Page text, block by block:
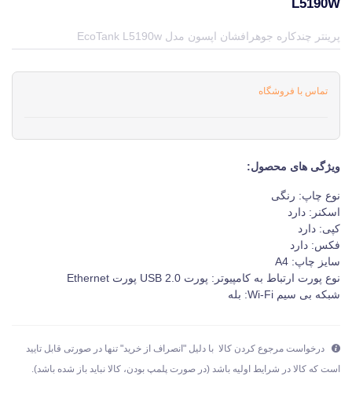
L5190W
پرینتر چندکاره جوهرافشان اپسون مدل EcoTank L5190w
تماس با فروشگاه
ویژگی های محصول:
نوع چاپ: رنگی
اسکنر: دارد
کپی: دارد
فکس: دارد
سایز چاپ: A4
نوع پورت ارتباط به کامپیوتر: پورت USB 2.0 پورت Ethernet
شبکه بی سیم Wi-Fi: بله
درخواست مرجوع کردن کالا با دلیل "انصراف از خرید" تنها در صورتی قابل تایید
است که کالا در شرایط اولیه باشد (در صورت پلمپ بودن، کالا نباید باز شده باشد).